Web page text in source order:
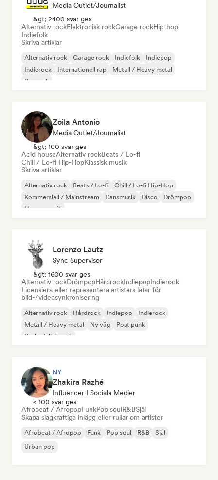
Media Outlet/Journalist
&gt; 2400 svar ges
Alternativ rockElektronisk rockGarage rockHip-hop
Indiefolk
Skriva artiklar
Alternativ rock Garage rock Indiefolk
Indiepop
Indierock
Internationell rap
Metall / Heavy metal
Poprock
Zoila Antonio
Media Outlet/Journalist
&gt; 100 svar ges
Acid houseAlternativ rockBeats / Lo-fi
Chill / Lo-fi Hip-HopKlassisk musik
Skriva artiklar
Alternativ rock Beats / Lo-fi
Chill / Lo-fi Hip-Hop
Kommersiell / Mainstream
Dansmusik Disco
Drömpop
House-musik
Lorenzo Lautz
Sync Supervisor
&gt; 1600 svar ges
Alternativ rockDrömpopHårdrockIndiepopIndierock
Licensiera eller representera artisters låtar för
bild-/videosynkronisering
Alternativ rock Hårdrock Indiepop
Indierock
Metall / Heavy metal
Ny våg
Post punk
Psykedelisk rock
NY
Zhakira Razhé
Influencer I Sociala Medier
< 100 svar ges
Afrobeat / AfropopFunkPop soulR&BSjäl
Skapa slagkraftiga inlägg eller rullar om artister
Afrobeat / Afropop Funk Pop soul R&B
Själ
Urban pop